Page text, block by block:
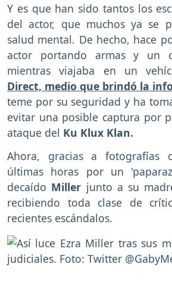
Y es que han sido tantos los
del actor, que muchos ya se
salud mental. De hecho, hace
actor portando armas y un
mientras viajaba en un
Direct, medio que brindó la
teme por su seguridad y ha
evitar una posible captura por
ataque del Ku Klux Klan.
Ahora,
gracias a fotografías
últimas horas por un
decaído Miller junto a su
recibiendo toda clase de
recientes escándalos.